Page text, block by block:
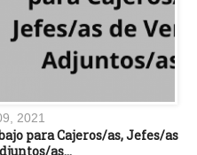
2021
para Cajeros/as, Jefes/as
as…